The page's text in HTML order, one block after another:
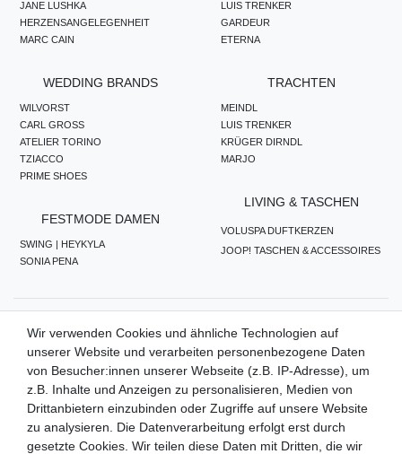
JANE LUSHKA
HERZENSANGELEGENHEIT
MARC CAIN
LUIS TRENKER
GARDEUR
ETERNA
WEDDING BRANDS
WILVORST
CARL GROSS
ATELIER TORINO
TZIACCO
PRIME SHOES
FESTMODE DAMEN
SWING | HEYKYLA
SONIA PENA
TRACHTEN
MEINDL
LUIS TRENKER
KRÜGER DIRNDL
MARJO
LIVING & TASCHEN
VOLUSPA DUFTKERZEN
JOOP! TASCHEN & ACCESSOIRES
ZAHLUNGSMETHODEN
WIR VERSENDEN MIT
Wir verwenden Cookies und ähnliche Technologien auf
unserer Website und verarbeiten personenbezogene Daten
von Besucher:innen unserer Webseite (z.B. IP-Adresse), um
z.B. Inhalte und Anzeigen zu personalisieren, Medien von
Drittanbietern einzubinden oder Zugriffe auf unsere Website
zu analysieren. Die Datenverarbeitung erfolgt erst durch
gesetzte Cookies. Wir teilen diese Daten mit Dritten, die wir